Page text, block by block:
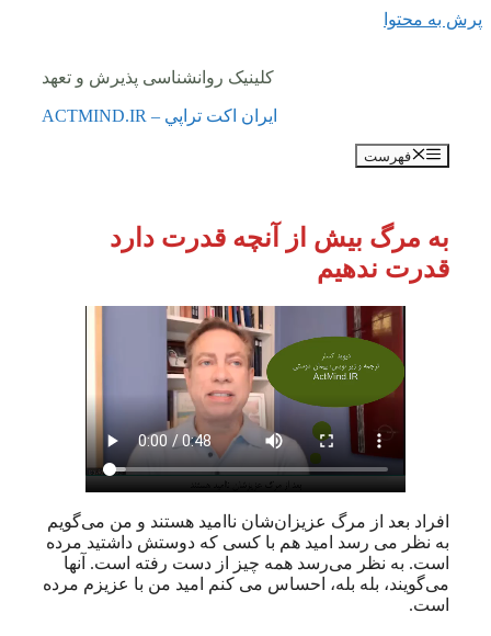
پرش به محتوا
کلینیک روانشناسی پذیرش و تعهد
ايران اكت تراپي – ACTMIND.IR
فهرست
به مرگ بیش از آنچه قدرت دارد
قدرت ندهیم
افراد بعد از مرگ عزیزان‌شان ناامید هستند و من می‌گویم
به نظر می رسد امید هم با کسی که دوستش داشتید مرده
است. به نظر می‌رسد همه چیز از دست رفته است. آنها
می‌گویند، بله بله، احساس می کنم امید من با عزیزم مرده
است.